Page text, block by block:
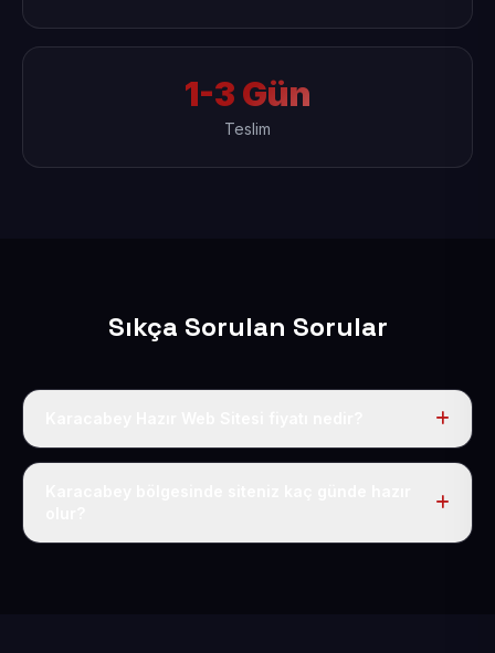
1-3 Gün
Teslim
Sıkça Sorulan Sorular
Tek fiyat uygulanır: yıllık 50 USD + KDV. Bu bedele alan